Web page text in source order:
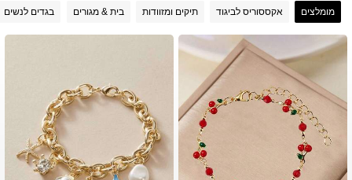
2.4K עוקבים
4.92
מומלצים אקססוריס לביגוד תיקים ומזוודות בית & מגורים בגדים לנשים